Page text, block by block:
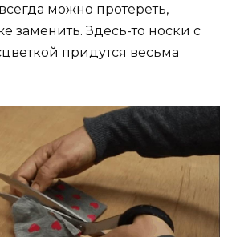
можно протереть,
заменить. Здесь-то носки с
придутся весьма